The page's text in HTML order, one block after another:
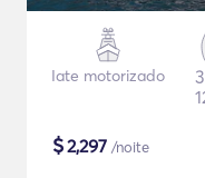
Iate motorizado
$2,297 /noite